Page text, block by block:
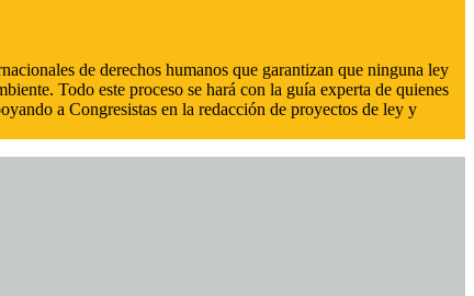
de derechos humanos que garantizan que ninguna ley
Todo este proceso se hará con la guía experta de quienes
a Congresistas en la redacción de proyectos de ley y